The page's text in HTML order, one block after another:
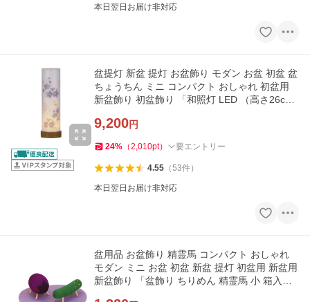
本日翌日お届け非対応
盆提灯 新盆 提灯 お盆飾り モダン お盆 初盆 盆
ちょうちん ミニ コンパクト おしゃれ 初盆用
新盆飾り 初盆飾り 「和照灯 LED （高さ26c
9,200円
24% （2,010pt） 要エントリー
4.55（53件）
本日翌日お届け非対応
盆用品 お盆飾り 精霊馬 コンパクト おしゃれ
モダン ミニ お盆 初盆 新盆 提灯 初盆用 新盆用
新盆飾り 「盆飾り ちりめん 精霊馬 小 箱入マ